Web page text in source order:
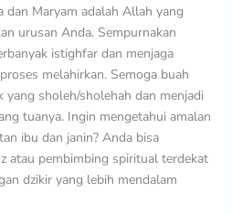
dan Maryam adalah Allah yang
urusan Anda. Sempurnakan
istighfar dan menjaga
melahirkan. Semoga buah
yang sholeh/sholehah dan menjadi
tuanya. Ingin mengetahui amalan
ibu dan janin? Anda bisa
atau pembimbing spiritual terdekat
dzikir yang lebih mendalam